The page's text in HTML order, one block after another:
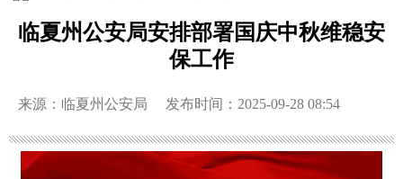
临夏州公安局安排部署国庆中秋维稳安
保工作
来源：临夏州公安局 发布时间：2025-09-28 08:54